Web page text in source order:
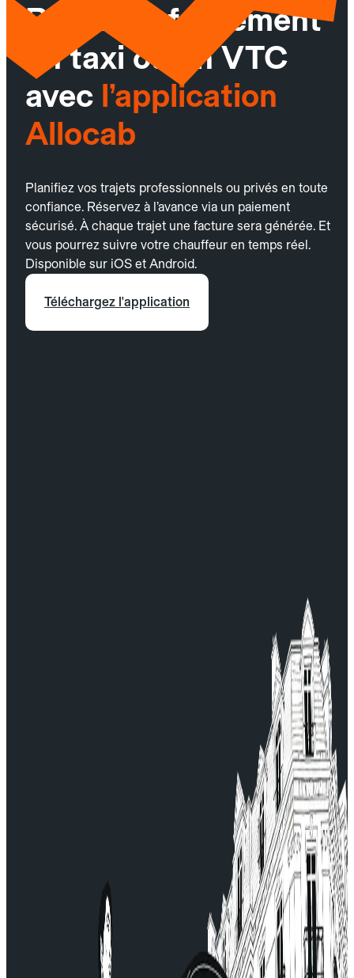
Réservez facilement
un taxi ou un VTC
avec l’application
Allocab
Planifiez vos trajets professionnels ou privés en toute
confiance. Réservez à l’avance via un paiement
sécurisé. À chaque trajet une facture sera générée. Et
vous pourrez suivre votre chauffeur en temps réel.
Disponible sur iOS et Android.
Téléchargez l'application